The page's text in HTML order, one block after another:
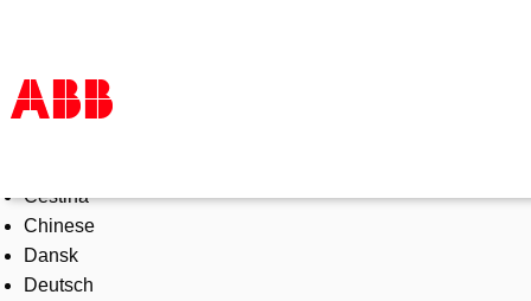
Products & Solutions
Industries
Services
About us
Čeština
Chinese
Dansk
Deutsch